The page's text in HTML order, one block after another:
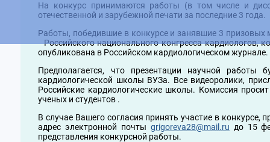
На конкурс принимаются работы (в том числе и
отечественной и зарубежной печати за последние 3 года.
Работы, победившие в конкурсе и занявшие 3
Российского национального конгресса кардиологов,
опубликована в Российском кардиологическом журнале.
Предполагается, что презентации научной работы
кардиологической школы ВУЗа. Все видеоролики,
Российские кардиологические школы. Комиссия
ученых и студентов .
В случае Вашего согласия принять участие в
адрес электронной почты grigoreva28@mail.ru до 15
представления конкурсной работы.